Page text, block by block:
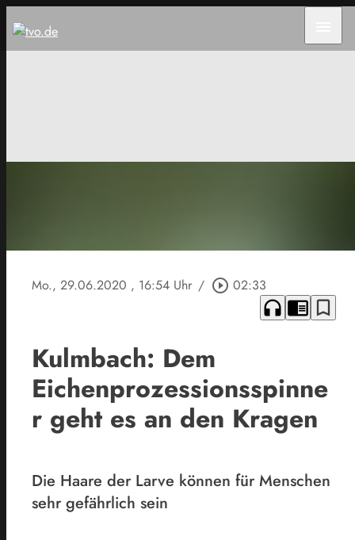
Mo., 29.06.2020 , 16:54 Uhr / play_circle_outline 02:33
headphones chrome_reader_mode bookmark_border
Kulmbach: Dem
Eichenprozessionsspinne
r geht es an den Kragen
Die Haare der Larve können für Menschen
sehr gefährlich sein